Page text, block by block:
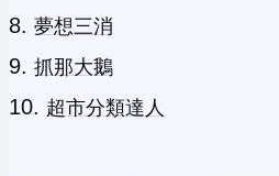
夢想三消
抓那大鵝
超市分類達人